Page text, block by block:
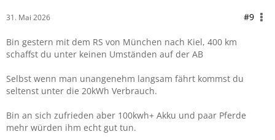
31. Mai 2026 #9
Bin gestern mit dem RS von München nach Kiel, 400 km
schaffst du unter keinen Umständen auf der AB
Selbst wenn man unangenehm langsam fährt kommst du
seltenst unter die 20kWh Verbrauch.
Bin an sich zufrieden aber 100kwh+ Akku und paar Pferde
mehr würden ihm echt gut tun.